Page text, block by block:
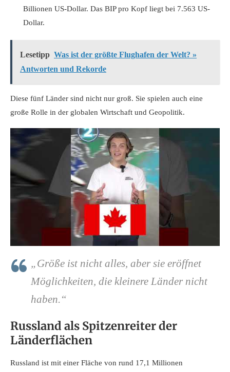
Billionen US-Dollar. Das BIP pro Kopf liegt bei 7.563 US-
Dollar.
Lesetipp Was ist der größte Flughafen der Welt? »
Antworten und Rekorde
Diese fünf Länder sind nicht nur groß. Sie spielen auch eine
große Rolle in der globalen Wirtschaft und Geopolitik.
„Größe ist nicht alles, aber sie eröffnet
Möglichkeiten, die kleinere Länder nicht
haben.“
Russland als Spitzenreiter der
Länderflächen
Russland ist mit einer Fläche von rund 17,1 Millionen